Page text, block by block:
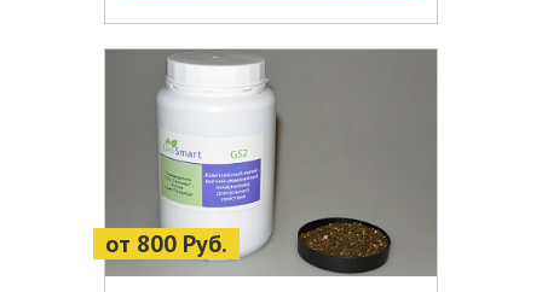
от 800 Руб.